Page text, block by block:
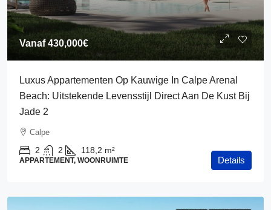
Vanaf430,000€
Luxus Appartementen Op Kauwige In Calpe Arenal
Beach: Uitstekende Levensstijl Direct Aan De Kust Bij
Jade 2
Calpe
2 2 118,2 m²
APPARTEMENT, WOONRUIMTE Details